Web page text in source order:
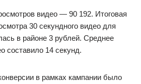
видео — 90 192. Итоговая
30 секундного видео для
в районе 3 рублей. Среднее
составило 14 секунд.
в рамках кампании было